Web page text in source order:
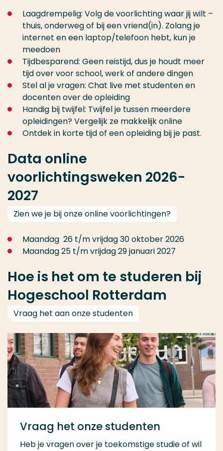
Laagdrempelig: Volg de voorlichting waar jij wilt –
thuis, onderweg of bij een vriend(in). Zolang je
internet en een laptop/telefoon hebt, kun je
meedoen
Tijdbesparend: Geen reistijd, dus je houdt meer
tijd over voor school, werk of andere dingen
Stel al je vragen: Chat live met studenten en
docenten over de opleiding
Handig bij twijfel: Twijfel je tussen meerdere
opleidingen? Vergelijk ze makkelijk online
Ontdek in korte tijd of een opleiding bij je past.
Data online
voorlichtingsweken 2026-
2027
Zien we je bij onze online voorlichtingen?
Maandag 26 t/m vrijdag 30 oktober 2026
Maandag 25 t/m vrijdag 29 januari 2027
Hoe is het om te studeren bij
Hogeschool Rotterdam
Vraag het aan onze studenten
Vraag het onze studenten
Heb je vragen over je toekomstige studie of wil